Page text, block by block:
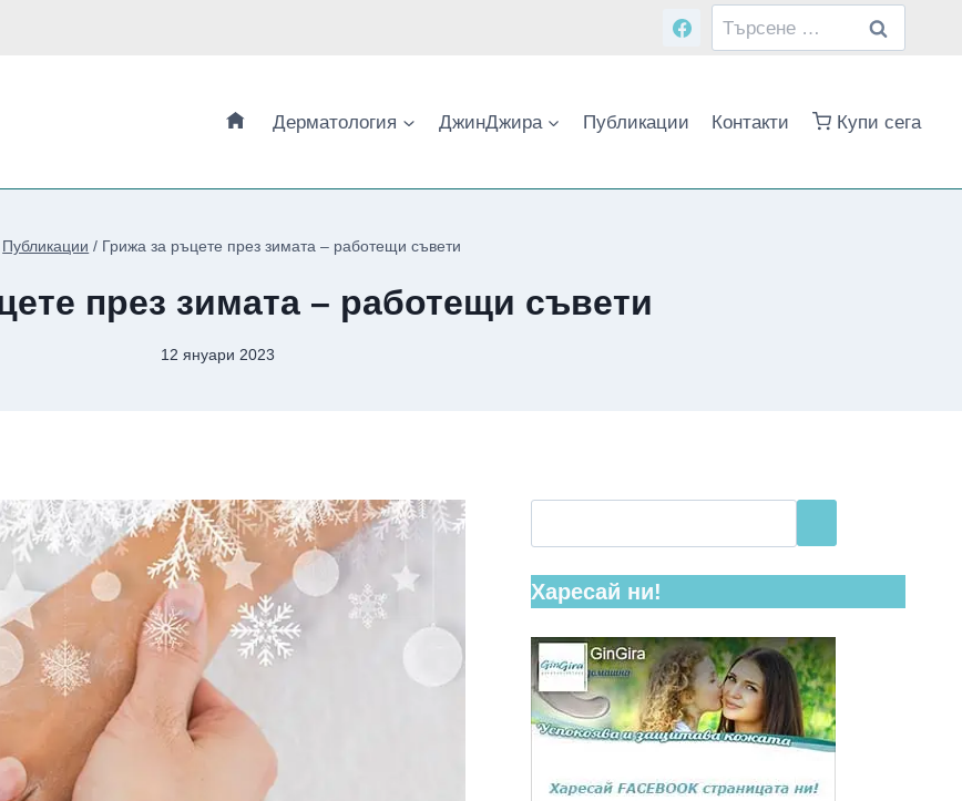
Търсене
за:
Дерматология ДжинДжира Публикации Контакти Купи сега
Публикации / Грижа за ръцете през зимата – работещи съвети
през зимата – работещи съвети
12 януари 2023
Харесай ни!